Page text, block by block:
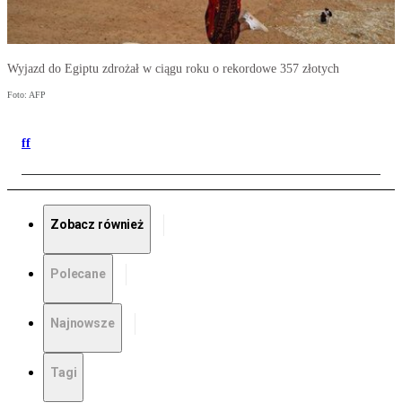
Wyjazd do Egiptu zdrożał w ciągu roku o rekordowe 357 złotych
Foto: AFP
ff
Zobacz również
Polecane
Najnowsze
Tagi